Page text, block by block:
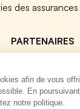
des
PARTENAIRES
Payfit & SideCare
afin de vous
En
notre politique.